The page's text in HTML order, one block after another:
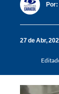
Por:
27 de Abr,